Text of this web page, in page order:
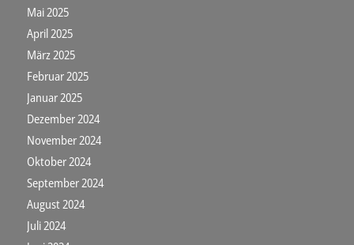
Mai 2025
April 2025
März 2025
Februar 2025
Januar 2025
Dezember 2024
November 2024
Oktober 2024
September 2024
August 2024
Juli 2024